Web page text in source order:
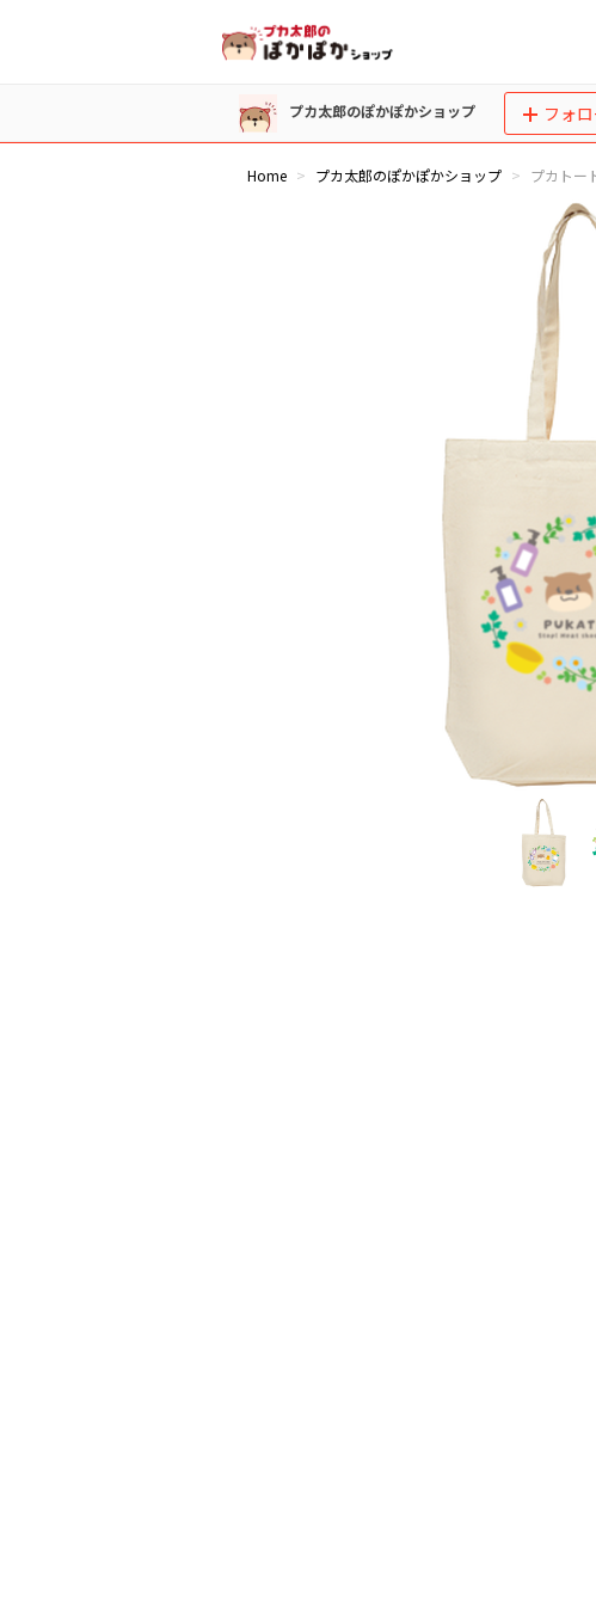
プカ太郎のぽかぽかショップ
フォ
Home プカ太郎のぽかぽかショップ プカトー